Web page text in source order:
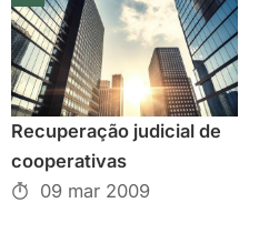
Recuperação judicial de
cooperativas
09 mar 2009